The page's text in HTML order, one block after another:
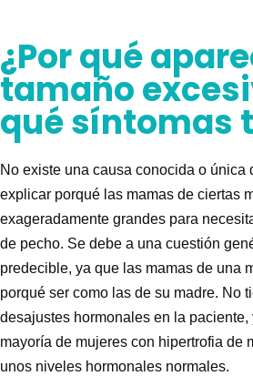
¿Por qué
tamaño
qué síntomas
No existe una causa conocida o única
explicar porqué las mamas de ciertas
exageradamente grandes para
de pecho. Se debe a una cuestión
predecible, ya que las mamas de una
porqué ser como las de su madre. No
desajustes hormonales en la
mayoría de mujeres con hipertrofia de
unos niveles hormonales normales.